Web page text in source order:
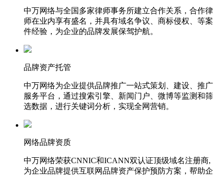
中万网络与全国多家律师事务所建立合作关系，合作律
师在业内享有盛名，并具有域名争议、商标侵权、等案
件经验，为企业的品牌发展保驾护航。
品牌资产托管
中万网络为企业提供品牌推广一站式策划、建设、推广
服务平台，通过搜索引擎、新闻门户、微博等监测和筛
选数据，进行关键词分析，实现全网营销。
网络品牌资质
中万网络荣获CNNIC和ICANN双认证顶级域名注册商,
为企业品牌提供互联网品牌资产保护预防方案，帮助企